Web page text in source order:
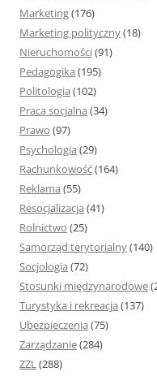
Marketing(176)
Marketing polityczny(18)
Nieruchomości(91)
Pedagogika (195)
Politologia (102)
Praca socjalna (34)
Prawo (97)
Psychologia (29)
Rachunkowość(164)
Reklama (55)
Resocjalizacja (41)
Rolnictwo (25)
Samorząd terytorialny(140)
Socjologia (72)
Stosunki międzynarodowe
Turystyka i rekreacja (137)
Ubezpieczenia (75)
Zarządzanie(284)
ZZL(288)